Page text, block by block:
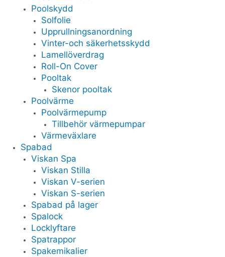
Poolskydd
Solfolie
Upprullningsanordning
Vinter-och säkerhetsskydd
Lamellöverdrag
Roll-On Cover
Pooltak
Skenor pooltak
Poolvärme
Poolvärmepump
Tillbehör värmepumpar
Värmeväxlare
Spabad
Viskan Spa
Viskan Stilla
Viskan V-serien
Viskan S-serien
Spabad på lager
Spalock
Locklyftare
Spatrappor
Spakemikalier